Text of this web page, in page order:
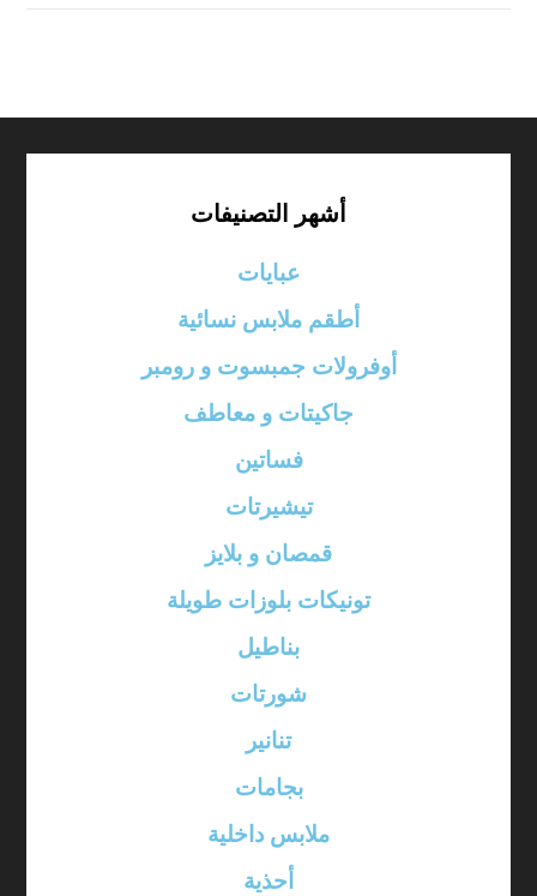
أشهر التصنيفات
عبايات
أطقم ملابس نسائية
أوفرولات جمبسوت و رومبر
جاكيتات و معاطف
فساتين
تيشيرتات
قمصان و بلايز
تونيكات بلوزات طويلة
بناطيل
شورتات
تنانير
بجامات
ملابس داخلية
أحذية